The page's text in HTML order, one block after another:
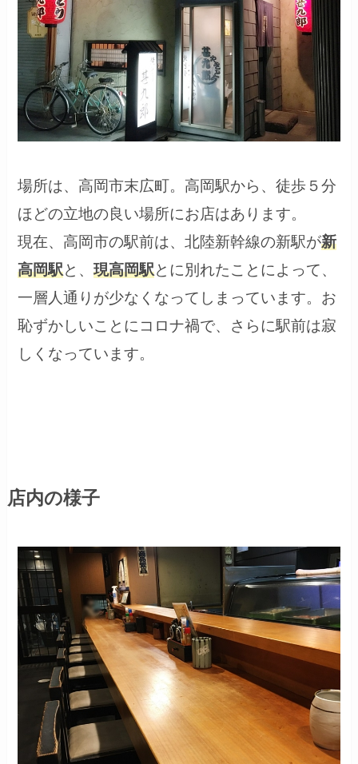
場所は、高岡市末広町。高岡駅から、徒歩５分
ほどの立地の良い場所にお店はあります。
現在、高岡市の駅前は、北陸新幹線の新駅が新
高岡駅と、現高岡駅とに別れたことによって、
一層人通りが少なくなってしまっています。お
恥ずかしいことにコロナ禍で、さらに駅前は寂
しくなっています。
店内の様子